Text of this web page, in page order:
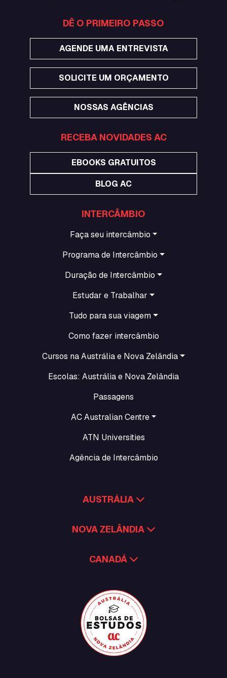
DÊ O PRIMEIRO PASSO
AGENDE UMA ENTREVISTA
SOLICITE UM ORÇAMENTO
NOSSAS AGÊNCIAS
RECEBA NOVIDADES AC
EBOOKS GRATUITOS
BLOG AC
INTERCÂMBIO
Faça seu intercâmbio
Programa de Intercâmbio
Duração de Intercâmbio
Estudar e Trabalhar
Tudo para sua viagem
Como fazer intercâmbio
Cursos na Austrália e Nova Zelândia
Escolas: Austrália e Nova Zelândia
Passagens
AC Australian Centre
ATN Universities
Agência de Intercâmbio
AUSTRÁLIA
NOVA ZELÂNDIA
CANADÁ